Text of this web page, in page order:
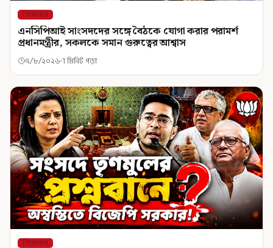
শিরোনাম
এনসিপিআই সাংসদদের সঙ্গে বৈঠকে যোগা করার পরামর্শ
প্রধানমন্ত্রীর, সকলকে সমান গুরুত্বের আশ্বাস
৭/৮/২০২৬ 1 মিনিট পড়া
শিরোনাম